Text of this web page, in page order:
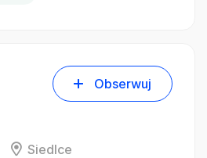
Obserwuj
Siedlce